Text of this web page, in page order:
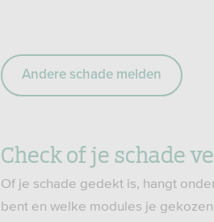
Andere schade melden
Check of je schade
Of je schade gedekt is, hangt
bent en welke modules je